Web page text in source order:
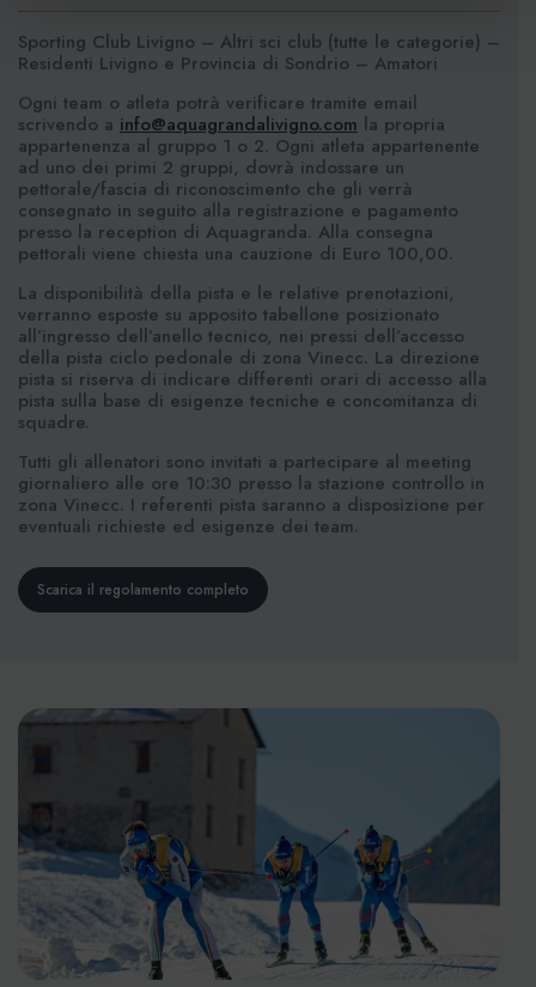
Sporting Club Livigno – Altri sci club (tutte le categorie) –
Residenti Livigno e Provincia di Sondrio – Amatori
Ogni team o atleta potrà verificare tramite email
scrivendo a info@aquagrandalivigno.com la propria
appartenenza al gruppo 1 o 2. Ogni atleta appartenente
ad uno dei primi 2 gruppi, dovrà indossare un
pettorale/fascia di riconoscimento che gli verrà
consegnato in seguito alla registrazione e pagamento
presso la reception di Aquagranda. Alla consegna
pettorali viene chiesta una cauzione di Euro 100,00.
La disponibilità della pista e le relative prenotazioni,
verranno esposte su apposito tabellone posizionato
all’ingresso dell’anello tecnico, nei pressi dell’accesso
della pista ciclo pedonale di zona Vinecc. La direzione
pista si riserva di indicare differenti orari di accesso alla
pista sulla base di esigenze tecniche e concomitanza di
squadre.
Tutti gli allenatori sono invitati a partecipare al meeting
giornaliero alle ore 10:30 presso la stazione controllo in
zona Vinecc. I referenti pista saranno a disposizione per
eventuali richieste ed esigenze dei team.
Scarica il regolamento completo